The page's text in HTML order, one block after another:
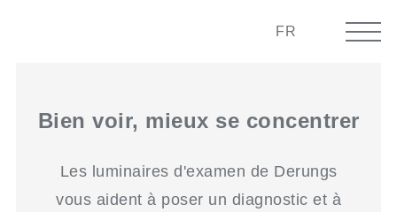
FR
Bien voir, mieux se concentrer
Les luminaires d'examen de Derungs
vous aident à poser un diagnostic et à